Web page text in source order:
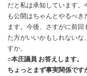
だと私は承知しています
も公開はちゃんとやるべ
ます。今後、さすがに前
た方がいいかもしれない
すか。
○本庄議員 お答えします。
ちょっとまず事実関係で